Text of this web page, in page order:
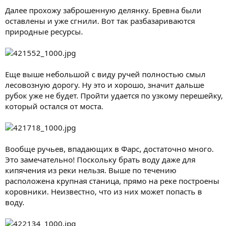
Далее прохожу заброшенную делянку. Бревна были
оставлены и уже сгнили. Вот так разбазариваются
природные ресурсы.
Еще выше небольшой с виду ручей полностью смыл
лесовозную дорогу. Ну это и хорошо, значит дальше
рубок уже не будет. Пройти удается по узкому перешейку,
который остался от моста.
Вообще ручьев, впадающих в Фарс, достаточно много.
Это замечательно! Поскольку брать воду даже для
кипячения из реки нельзя. Выше по течению
расположена крупная станица, прямо на реке построены
коровники. Неизвестно, что из них может попасть в
воду.